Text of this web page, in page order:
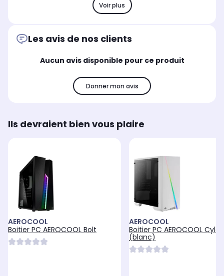
Voir plus
Les avis de nos clients
Aucun avis disponible pour ce produit
Donner mon avis
Ils devraient bien vous plaire
AEROCOOL
Boitier PC AEROCOOL Bolt
AEROCOOL
Boitier PC AEROCOOL
(blanc)